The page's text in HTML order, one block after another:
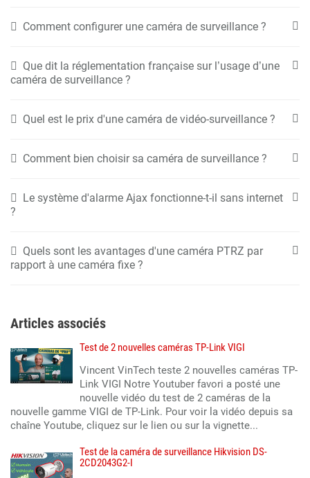
Comment configurer une caméra de surveillance ?
Que dit la réglementation française sur l’usage d’une
caméra de surveillance ?
Quel est le prix d'une caméra de vidéo-surveillance ?
Comment bien choisir sa caméra de surveillance ?
Le système d'alarme Ajax fonctionne-t-il sans internet
?
Quels sont les avantages d'une caméra PTRZ par
rapport à une caméra fixe ?
Articles associés
Test de 2 nouvelles caméras TP-Link VIGI
Vincent VinTech teste 2 nouvelles caméras TP-
Link VIGI Notre Youtuber favori a posté une
nouvelle vidéo du test de 2 caméras de la
nouvelle gamme VIGI de TP-Link. Pour voir la vidéo depuis sa
chaîne Youtube, cliquez sur le lien ou sur la vignette...
Test de la caméra de surveillance Hikvision DS-
2CD2043G2-I